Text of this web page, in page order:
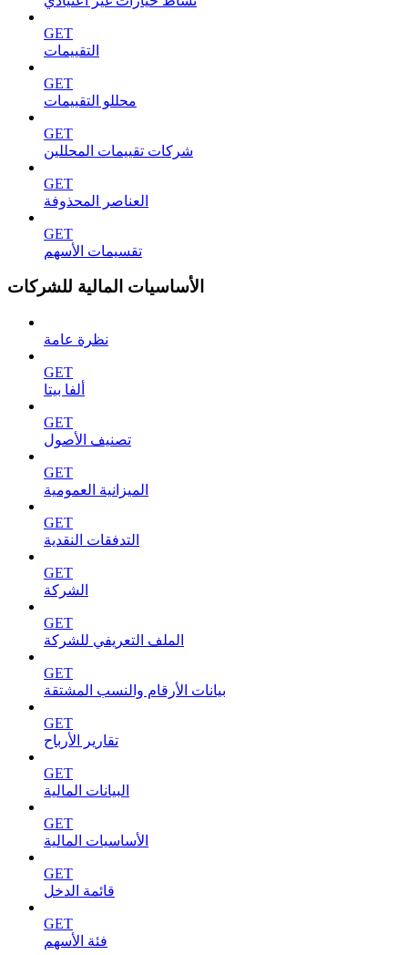
GET
التقييمات
GET
محللو التقييمات
GET
شركات تقييمات المحللين
GET
العناصر المحذوفة
GET
تقسيمات الأسهم
الأساسيات المالية للشركات
نظرة عامة
GET
ألفا بيتا
GET
تصنيف الأصول
GET
الميزانية العمومية
GET
التدفقات النقدية
GET
الشركة
GET
الملف التعريفي للشركة
GET
بيانات الأرقام والنسب المشتقة
GET
تقارير الأرباح
GET
البيانات المالية
GET
الأساسيات المالية
GET
قائمة الدخل
GET
فئة الأسهم